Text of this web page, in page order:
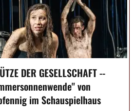
DER GESELLSCHAFT --
von
im Schauspielhaus